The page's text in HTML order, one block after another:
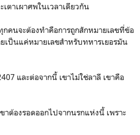
ตาเผาศพในเวลาเดียวกัน
คนจะต้องทำคือการถูกสักหมายเลขที่ข้อ
เป็นแค่หมายเลขสำหรับทหารเยอรมัน
และต่อจากนี้ เขาไม่ใช่ลาลี เขาคือ
าต้องรอดออกไปจากนรกแห่งนี้ เพราะ